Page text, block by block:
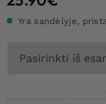
Yra sandėlyje,